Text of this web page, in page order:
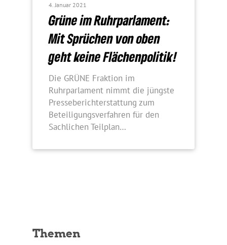
4. Januar 2021
Grüne im Ruhr­par­la­ment:
Mit Sprü­chen von oben
geht keine Flächenpolitik!
Die GRÜNE Fraktion im
Ruhrparlament nimmt die jüngste
Presseberichterstattung zum
Beteiligungsverfahren für den
Sachlichen Teilplan…
Themen